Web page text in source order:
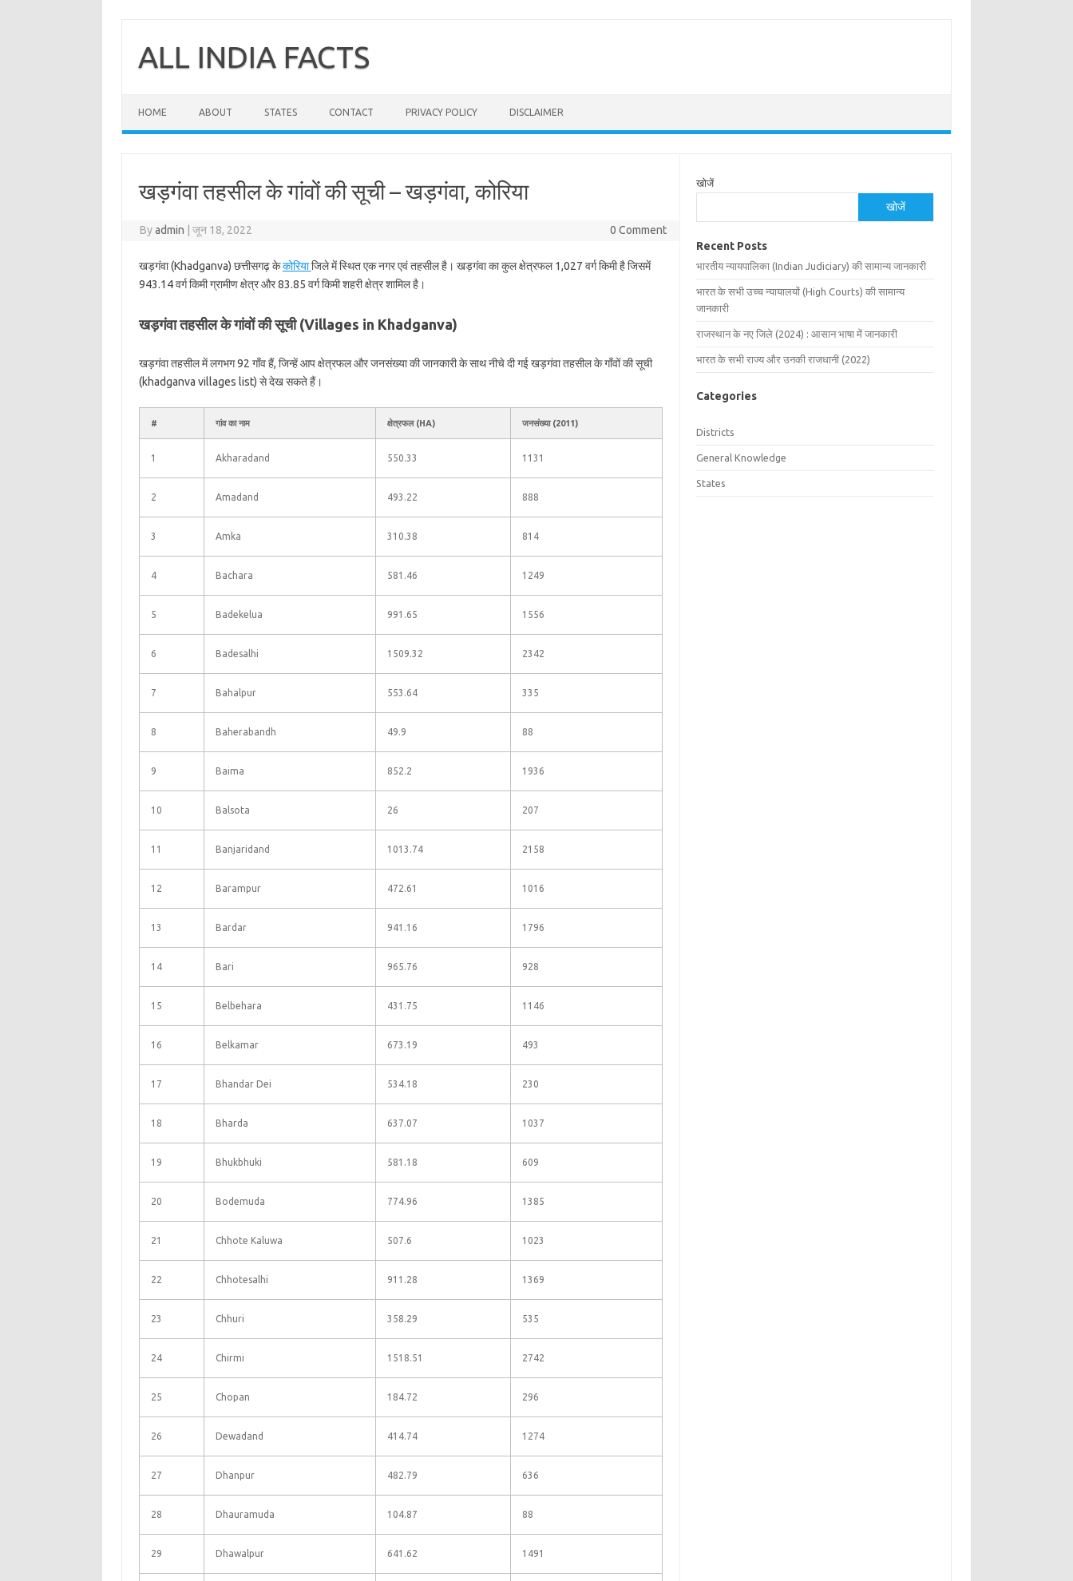
contentALL INDIA FACTS
HOME ABOUT STATES CONTACT PRIVACY POLICY DISCLAIMER
खड़गंवा तहसील के गांवों की सूची – खड़गंवा, कोरिया
Byadmin जून 18, 2022 0 Comment
खड़गंवा (Khadganva) छत्तीसगढ़ केकोरियाजिले में स्थित एक नगर एवं तहसील है। खड़गंवा का कुल क्षेत्रफल 1,027 वर्ग किमी है जिसमें
943.14 वर्ग किमी ग्रामीण क्षेत्र और 83.85 वर्ग किमी शहरी क्षेत्र शामिल है।
खड़गंवा तहसील के गांवों की सूची (Villages in Khadganva)
खड़गंवा तहसील में लगभग 92 गाँव हैं, जिन्हें आप क्षेत्रफल और जनसंख्या की जानकारी के साथ नीचे दी गई खड़गंवा तहसील के गाँवों की सूची
(khadganva villages list) से देख सकते हैं।
# गांव का नाम क्षेत्रफल (HA) जनसंख्या (2011)
1 Akharadand 550.33 1131
2 Amadand 493.22 888
3 Amka 310.38 814
4 Bachara 581.46 1249
5 Badekelua 991.65 1556
6 Badesalhi 1509.32 2342
7 Bahalpur 553.64 335
8 Baherabandh 49.9 88
9 Baima 852.2 1936
10 Balsota 26 207
11 Banjaridand 1013.74 2158
12 Barampur 472.61 1016
13 Bardar 941.16 1796
14 Bari 965.76 928
15 Belbehara 431.75 1146
16 Belkamar 673.19 493
17 Bhandar Dei 534.18 230
18 Bharda 637.07 1037
19 Bhukbhuki 581.18 609
20 Bodemuda 774.96 1385
21 Chhote Kaluwa 507.6 1023
22 Chhotesalhi 911.28 1369
23 Chhuri 358.29 535
24 Chirmi 1518.51 2742
25 Chopan 184.72 296
26 Dewadand 414.74 1274
27 Dhanpur 482.79 636
28 Dhauramuda 104.87 88
29 Dhawalpur 641.62 1491
खोजें
खोजें
Recent Posts
भारतीय न्यायपालिका (Indian Judiciary) की सामान्य जानकारी
भारत के सभी उच्च न्यायालयों (High Courts) की सामान्य
जानकारी
राजस्थान के नए जिले (2024) : आसान भाषा में जानकारी
भारत के सभी राज्य और उनकी राजधानी (2022)
Categories
Districts
General Knowledge
States